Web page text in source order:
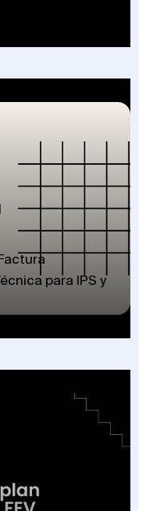
para IPS y